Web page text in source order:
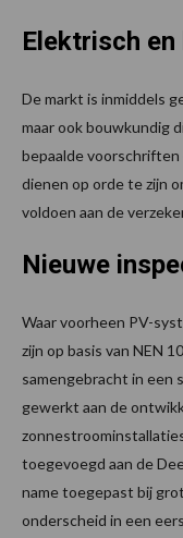
Elektrisch
De markt is inmiddels
maar ook bouwkundig
bepaalde
dienen op orde te zijn
voldoen aan de
Nieuwe
Waar voorheen PV-
zijn op basis van NEN
samengebracht in een
gewerkt aan de
toegevoegd aan de
name toegepast bij
onderscheid in een